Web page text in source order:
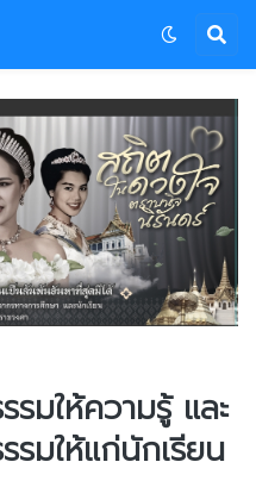
รมให้ความรู้ และ
มให้แก่นักเรียน